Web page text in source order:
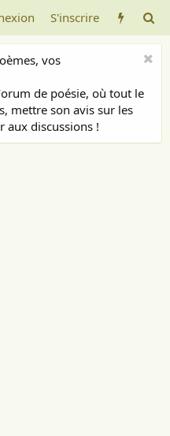
S'inscrire
vos
de poésie, où tout le
mettre son avis sur les
aux discussions !